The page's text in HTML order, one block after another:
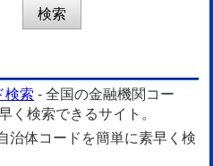
検索 - 全国の金融機関コー
く検索できるサイト。
治体コードを簡単に素早く検